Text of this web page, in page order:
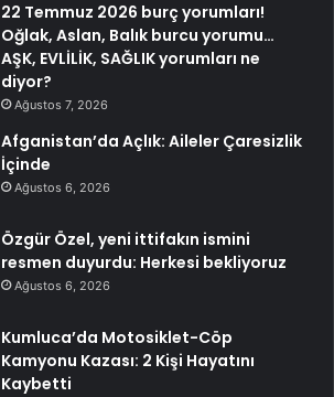
22 Temmuz 2026 burç yorumları!
Oğlak, Aslan, Balık burcu yorumu…
AŞK, EVLİLİK, SAĞLIK yorumları ne
diyor?
Ağustos 7, 2026
Afganistan’da Açlık: Aileler Çaresizlik
İçinde
Ağustos 6, 2026
Özgür Özel, yeni ittifakın ismini
resmen duyurdu: Herkesi bekliyoruz
Ağustos 6, 2026
Kumluca’da Motosiklet-Cöp
Kamyonu Kazası: 2 Kişi Hayatını
Kaybetti